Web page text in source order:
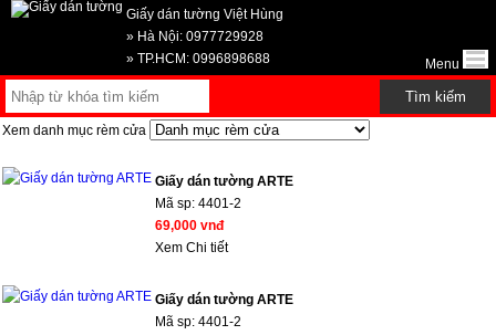
Giấy dán tường Việt Hùng
» Hà Nội: 0977729928
» TP.HCM: 0996898688
Menu
Xem danh mục rèm cửa
Giấy dán tường ARTE
Mã sp: 4401-2
69,000 vnđ
Xem Chi tiết
Giấy dán tường ARTE
Mã sp: 4401-2